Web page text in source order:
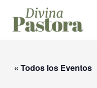
contenido
« Todos los Eventos